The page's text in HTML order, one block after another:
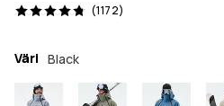
(1172)
1172 arvostelut, 4.8/5
Väri Black